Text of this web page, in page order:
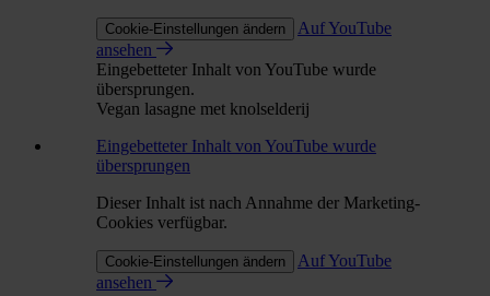
Cookie-Einstellungen ändern
Auf YouTube
ansehen
Eingebetteter Inhalt von YouTube wurde
übersprungen.
Vegan lasagne met knolselderij
Eingebetteter Inhalt von YouTube wurde
übersprungen
Dieser Inhalt ist nach Annahme der Marketing-
Cookies verfügbar.
Cookie-Einstellungen ändern
Auf YouTube
ansehen